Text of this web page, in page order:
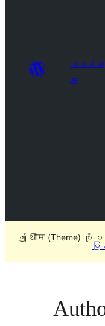
အခင်းအ
များ
ဤ थीम (Theme) ကို ဗ
ပ